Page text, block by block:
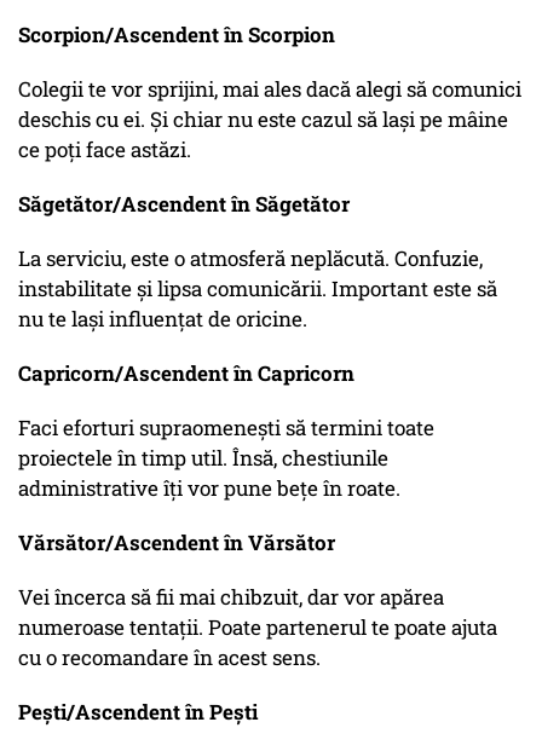
Scorpion/Ascendent în Scorpion
Colegii te vor sprijini, mai ales dacă alegi să comunici
deschis cu ei. Și chiar nu este cazul să lași pe mâine
ce poți face astăzi.
Săgetător/Ascendent în Săgetător
La serviciu, este o atmosferă neplăcută. Confuzie,
instabilitate și lipsa comunicării. Important este să
nu te lași influențat de oricine.
Capricorn/Ascendent în Capricorn
Faci eforturi supraomenești să termini toate
proiectele în timp util. Însă, chestiunile
administrative îți vor pune bețe în roate.
Vărsător/Ascendent în Vărsător
Vei încerca să fii mai chibzuit, dar vor apărea
numeroase tentații. Poate partenerul te poate ajuta
cu o recomandare în acest sens.
Pești/Ascendent în Pești